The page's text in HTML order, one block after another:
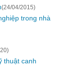
(24/04/2015)
trong nhà
thuật canh